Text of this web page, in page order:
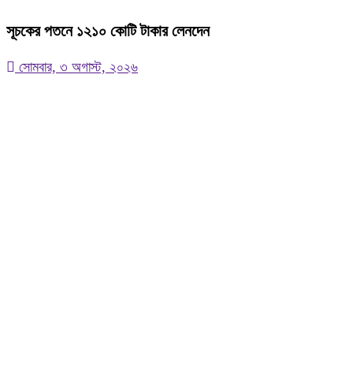
সূচকের পতনে ১২১০ কোটি টাকার লেনদেন
সোমবার, ৩ অগাস্ট, ২০২৬